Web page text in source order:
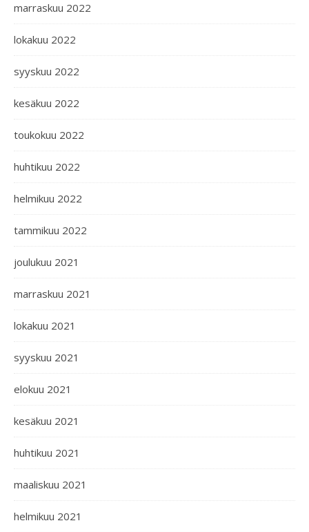
marraskuu 2022
lokakuu 2022
syyskuu 2022
kesäkuu 2022
toukokuu 2022
huhtikuu 2022
helmikuu 2022
tammikuu 2022
joulukuu 2021
marraskuu 2021
lokakuu 2021
syyskuu 2021
elokuu 2021
kesäkuu 2021
huhtikuu 2021
maaliskuu 2021
helmikuu 2021